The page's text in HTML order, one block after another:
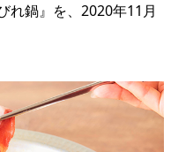
れ鍋』を、2020年11月